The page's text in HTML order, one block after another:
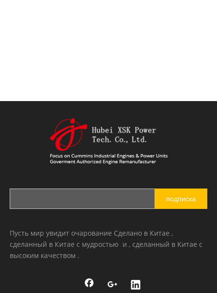
подписка
Пусть мир увидит очарование Сделано в Китае ,
сделанный в Китае с мудростью и , сделанный в Китае с
высоким качеством .